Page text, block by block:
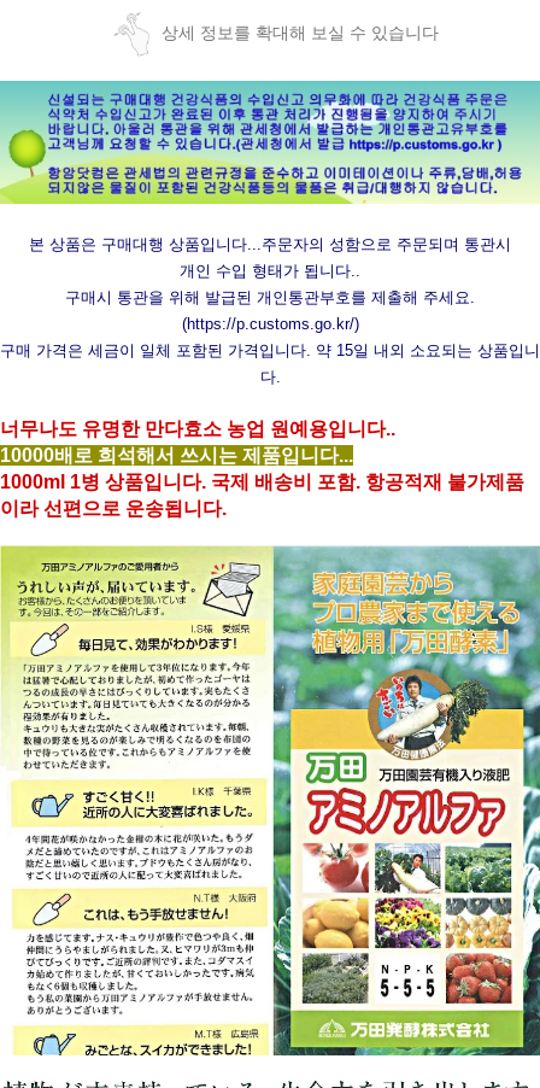
상세 정보를 확대해 보실 수 있습니다
본 상품은 구매대행 상품입니다...주문자의 성함으로 주문되며 통관시
개인 수입 형태가 됩니다..
구매시 통관을 위해 발급된 개인통관부호를 제출해 주세요.
(https://p.customs.go.kr/)
구매 가격은 세금이 일체 포함된 가격입니다. 약 15일 내외 소요되는 상품입니
다.
너무나도 유명한 만다효소 농업 원예용입니다..
10000배로 희석해서 쓰시는 제품입니다...
1000ml 1병 상품입니다. 국제 배송비 포함. 항공적재 불가제품
이라 선편으로 운송됩니다.